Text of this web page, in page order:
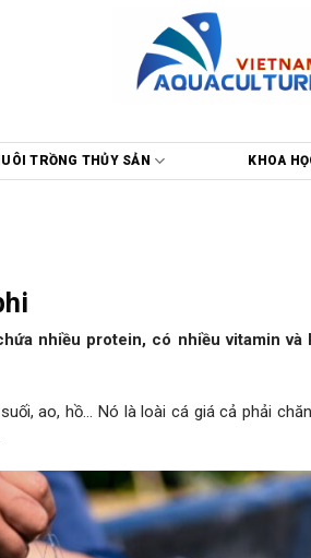
TRỒNG THỦY SẢN KHOA
nhiều protein, có nhiều vitamin và
ao, hồ… Nó là loài cá giá cả phải